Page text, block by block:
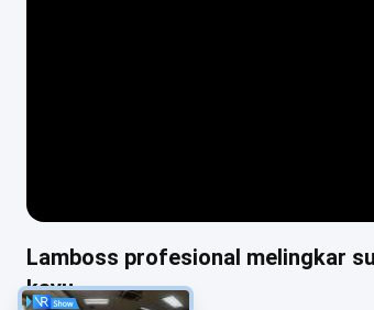
Lamboss profesional melingkar
kayu